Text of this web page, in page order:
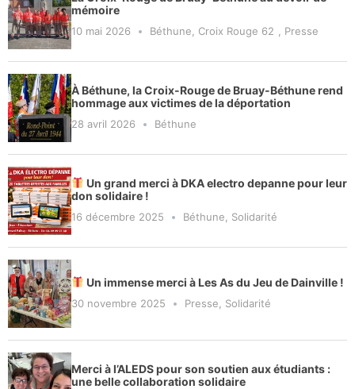
mémoire
10 mai 2026 Béthune Croix Rouge 62 Presse
À Béthune, la Croix-Rouge de Bruay-Béthune rend
hommage aux victimes de la déportation
28 avril 2026 Béthune
Un grand merci à DKA electro depanne pour leur
don solidaire !
16 décembre 2025 Béthune Solidarité
Un immense merci à Les As du Jeu de Dainville !
30 novembre 2025 Presse Solidarité
Merci à l’ALEDS pour son soutien aux étudiants :
une belle collaboration solidaire